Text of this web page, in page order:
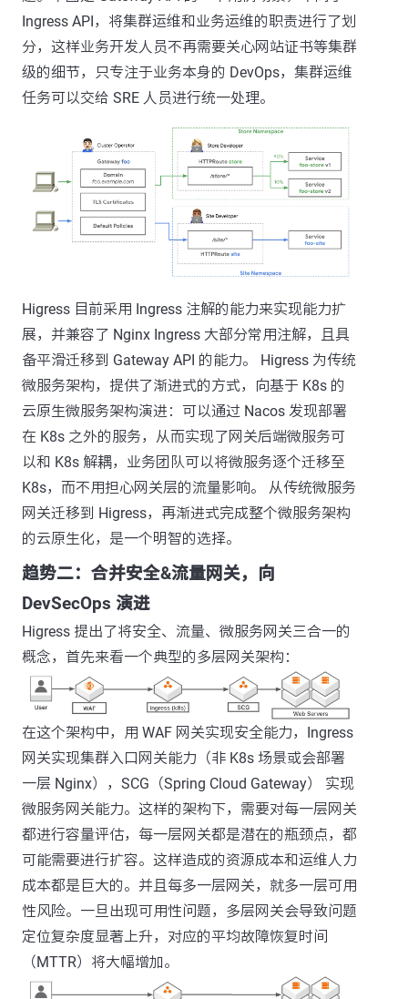
Ingress API，将集群运维和业务运维的职责进行了划
分，这样业务开发人员不再需要关心网站证书等集群
级的细节，只专注于业务本身的 DevOps，集群运维
任务可以交给 SRE 人员进行统一处理。
Higress 目前采用 Ingress 注解的能力来实现能力扩
展，并兼容了 Nginx Ingress 大部分常用注解，且具
备平滑迁移到 Gateway API 的能力。 Higress 为传统
微服务架构，提供了渐进式的方式，向基于 K8s 的
云原生微服务架构演进：可以通过 Nacos 发现部署
在 K8s 之外的服务，从而实现了网关后端微服务可
以和 K8s 解耦，业务团队可以将微服务逐个迁移至
K8s，而不用担心网关层的流量影响。 从传统微服务
网关迁移到 Higress，再渐进式完成整个微服务架构
的云原生化，是一个明智的选择。
趋势二：合并安全&流量网关，向
DevSecOps 演进
Higress 提出了将安全、流量、微服务网关三合一的
概念，首先来看一个典型的多层网关架构：
在这个架构中，用 WAF 网关实现安全能力，Ingress
网关实现集群入口网关能力（非 K8s 场景或会部署
一层 Nginx），SCG（Spring Cloud Gateway） 实现
微服务网关能力。这样的架构下，需要对每一层网关
都进行容量评估，每一层网关都是潜在的瓶颈点，都
可能需要进行扩容。这样造成的资源成本和运维人力
成本都是巨大的。并且每多一层网关，就多一层可用
性风险。一旦出现可用性问题，多层网关会导致问题
定位复杂度显著上升，对应的平均故障恢复时间
（MTTR）将大幅增加。